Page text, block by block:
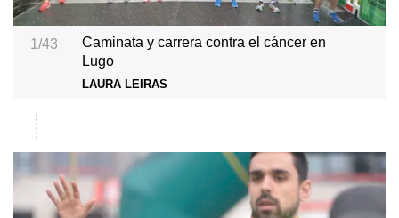
1/43
Caminata y carrera contra el cáncer en
Lugo
LAURA LEIRAS